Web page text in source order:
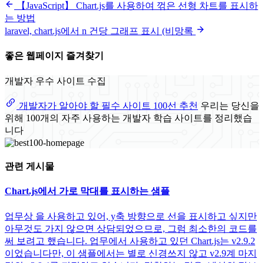
【JavaScript】 Chart.js를 사용하여 꺾은 선형 차트를 표시하
는 방법
laravel, chart.js에서 n 건당 그래프 표시 (비망록
좋은 웹페이지 즐겨찾기
개발자 우수 사이트 수집
개발자가 알아야 할 필수 사이트 100선 추천 우리는 당신을
위해 100개의 자주 사용하는 개발자 학습 사이트를 정리했습
니다
관련 게시물
Chart.js에서 가로 막대를 표시하는 샘플
업무상 을 사용하고 있어, y축 방향으로 선을 표시하고 싶지만
아무것도 가지 않으면 상담되었으므로, 그럼 최소한의 코드를
써 보려고 했습니다. 업무에서 사용하고 있던 Chart.js는 v2.9.2
이었습니다만, 이 샘플에서는 별로 신경쓰지 않고 v2.9계 마지